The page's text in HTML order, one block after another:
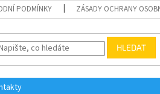
PODMÍNKY ZÁSADY OCHRANY
HLEDAT